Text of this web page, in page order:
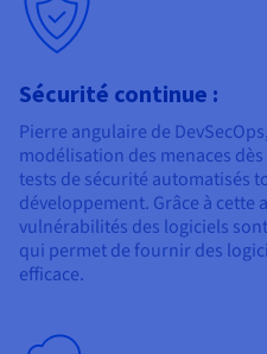
Sécurité continue :
Pierre angulaire de
modélisation des menaces
tests de sécurité automatisés
développement. Grâce à cette
vulnérabilités des logiciels
qui permet de fournir des
efficace.